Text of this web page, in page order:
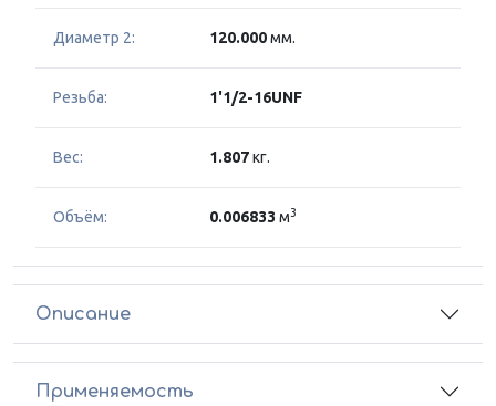
Диаметр 2: 120.000мм.
Резьба: 1'1/2-16UNF
Вес: 1.807кг.
Объём: 0.006833 м3
Описание
Применяемость